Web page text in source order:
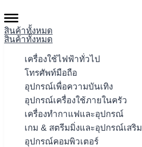
สินค้าทั้งหมด
สินค้าทั้งหมด
เครื่องใช้ไฟฟ้าทั่วไป
โทรศัพท์มือถือ
อุปกรณ์เพื่อความบันเทิง
อุปกรณ์เครื่องใช้ภายในครัว
เครื่องทำกาแฟและอุปกรณ์
เกม & สตรีมมิ่งและอุปกรณ์เสริม
อุปกรณ์คอมพิวเตอร์